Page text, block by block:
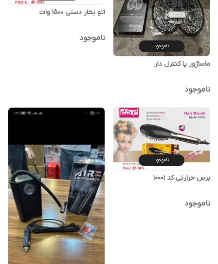
ناموجود
ماساژور پا کنترل دار
ناموجود
اتو بخار دستی 1500 وات
ناموجود
ناموجود
برس حرارتی کد 10001
ناموجود